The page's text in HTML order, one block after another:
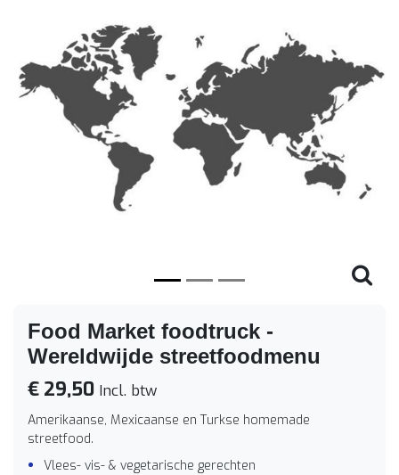
Vorige
Food Market foodtruck -
Wereldwijde streetfoodmenu
€ 29,50 Incl. btw
Amerikaanse, Mexicaanse en Turkse homemade
streetfood.
Vlees- vis- & vegetarische gerechten